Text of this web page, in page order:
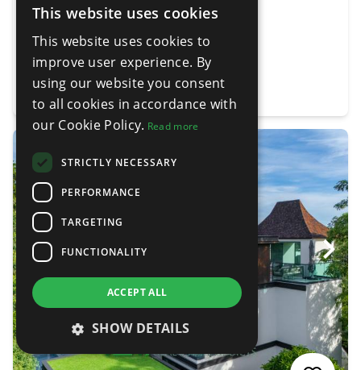
4 4 318 m² 57.50 m²
ZOBRAZIŤ PODROBNOSTI
ENGLISH
THAI
This website uses cookies
This website uses cookies to
improve user experience. By
using our website you consent
to all cookies in accordance with
our Cookie Policy. Read more
STRICTLY NECESSARY
PERFORMANCE
TARGETING
FUNCTIONALITY
ACCEPT ALL
SHOW DETAILS